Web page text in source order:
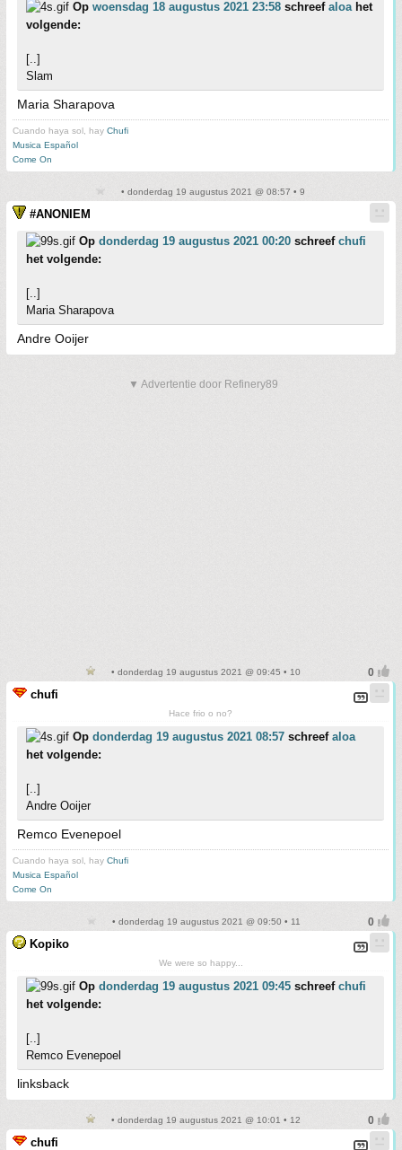
Op woensdag 18 augustus 2021 23:58 schreef aloahet
volgende:
[..]
Slam
Maria Sharapova
Cuando haya sol, hay Chufi
Musica Español
Come On
• donderdag 19 augustus 2021 @ 08:57 • 9
#ANONIEM
Op donderdag 19 augustus 2021 00:20 schreef chufi
het volgende:
[..]
Maria Sharapova
Andre Ooijer
▼ Advertentie door Refinery89
• donderdag 19 augustus 2021 @ 09:45 • 10
chufi
Hace frio o no?
Op donderdag 19 augustus 2021 08:57 schreef aloa
het volgende:
[..]
Andre Ooijer
Remco Evenepoel
Cuando haya sol, hay Chufi
Musica Español
Come On
• donderdag 19 augustus 2021 @ 09:50 • 11
Kopiko
We were so happy...
Op donderdag 19 augustus 2021 09:45 schreef chufi
het volgende:
[..]
Remco Evenepoel
linksback
• donderdag 19 augustus 2021 @ 10:01 • 12
chufi